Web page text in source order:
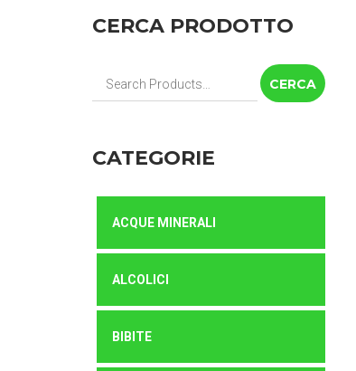
CERCA PRODOTTO
Cerca:
CATEGORIE
ACQUE MINERALI
ALCOLICI
BIBITE